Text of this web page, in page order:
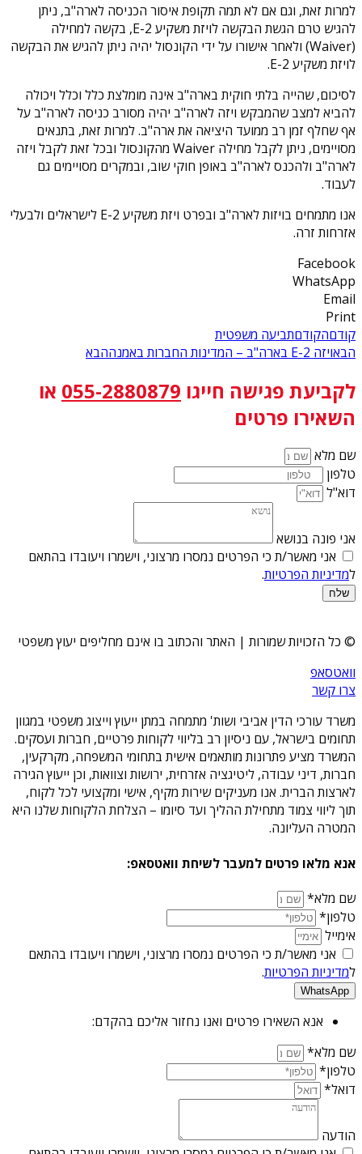
למרות זאת, וגם אם לא תמה תקופת איסור הכניסה לארה"ב, ניתן
להגיש טרם הגשת הבקשה לויזת משקיע E-2, בקשה למחילה
(Waiver) ולאחר אישורו על ידי הקונסול יהיה ניתן להגיש את הבקשה
לויזת משקיע E-2.
לסיכום, שהייה בלתי חוקית בארה"ב אינה מומלצת כלל וכלל ויכולה
להביא למצב שהמבקש ויזה לארה"ב יהיה מסורב כניסה לארה"ב על
אף שחלף זמן רב ממועד היציאה את ארה"ב. למרות זאת, בתנאים
מסויימים, ניתן לקבל מחילה Waiver מהקונסול ובכל זאת לקבל ויזה
לארה"ב ולהכנס לארה"ב באופן חוקי שוב, ובמקרים מסויימים גם
לעבוד.
אנו מתמחים בויזות לארה"ב ובפרט ויזת משקיע E-2 לישראלים ולבעלי
אזרחות זרה.
Facebook
WhatsApp
Email
Print
קודםהקודםתביעה משפטית
הבאויזה E-2 בארה"ב – המדינות החברות באמנה הבא
לקביעת פגישה חייגו 055-2880879 או
השאירו פרטים
שם מלא
טלפון
דוא"ל
אני פונה בנושא
אני מאשר/ת כי הפרטים נמסרו מרצוני, וישמרו ויעובדו בהתאם
למדיניות הפרטיות.
שלח
© כל הזכויות שמורות | האתר והכתוב בו אינם מחליפים יעוץ משפטי
וואטסאפ
צרו קשר
משרד עורכי הדין אביבי ושות' מתמחה במתן ייעוץ וייצוג משפטי במגוון
תחומים בישראל, עם ניסיון רב בליווי לקוחות פרטיים, חברות ועסקים.
המשרד מציע פתרונות מותאמים אישית בתחומי המשפחה, מקרקעין,
חברות, דיני עבודה, ליטיגציה אזרחית, ירושות וצוואות, וכן ייעוץ הגירה
לארצות הברית. אנו מעניקים שירות מקיף, אישי ומקצועי לכל לקוח,
תוך ליווי צמוד מתחילת ההליך ועד סיומו – הצלחת הלקוחות שלנו היא
המטרה העליונה.
אנא מלאו פרטים למעבר לשיחת וואטסאפ:
שם מלא*
טלפון*
אימייל
אני מאשר/ת כי הפרטים נמסרו מרצוני, וישמרו ויעובדו בהתאם
למדיניות הפרטיות.
WhatsApp
אנא השאירו פרטים ואנו נחזור אליכם בהקדם:
שם מלא*
טלפון*
דואל*
הודעה